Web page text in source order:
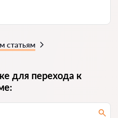
статьям
для перехода к